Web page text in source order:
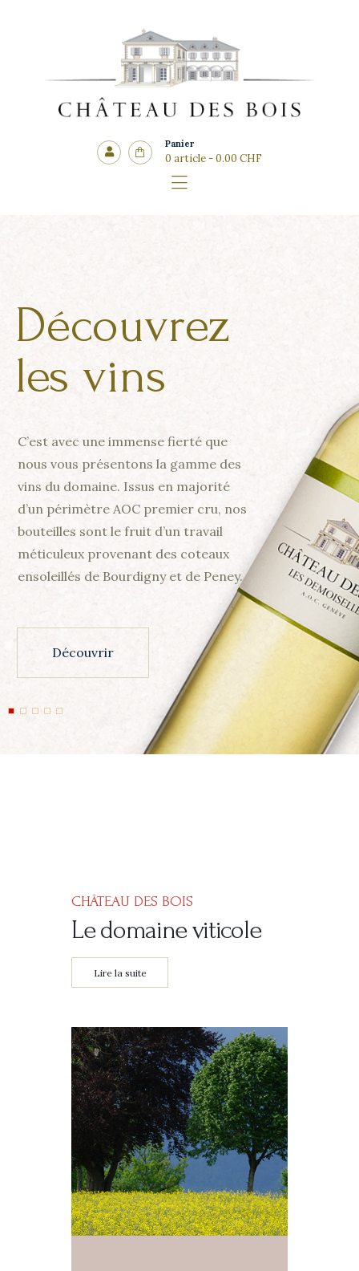
Panier
0 article-0.00 CHF
CHÂTEAU DES BOIS
Les vins
Côté cadeaux
Actualités
Découvrez
les vins
C’est avec une immense fierté que
nous vous présentons la gamme des
vins du domaine. Issus en majorité
d’un périmètre AOC premier cru, nos
bouteilles sont le fruit d’un travail
méticuleux provenant des coteaux
ensoleillés de Bourdigny et de Peney.
Découvrir
CHÂTEAU DES BOIS
Le domaine viticole
Lire la suite